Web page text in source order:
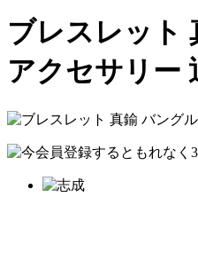
ブレスレット
アクセサリー